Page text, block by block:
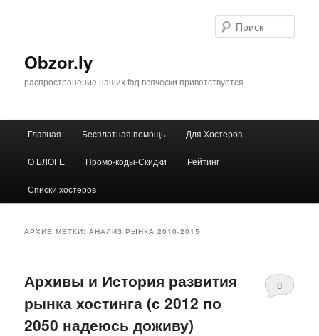
Obzor.ly
распространение наших faq всячески приветствуется
Главная Бесплатная помощь Для Хостеров
О БЛОГЕ Промо-коды-Скидки Рейтинг
Списки хостеров
АРХИВ МЕТКИ:АНАЛИЗ РЫНКА 2010-2015
Архивы и История развития
рынка хостинга (с 2012 по
2050 надеюсь доживу)
0